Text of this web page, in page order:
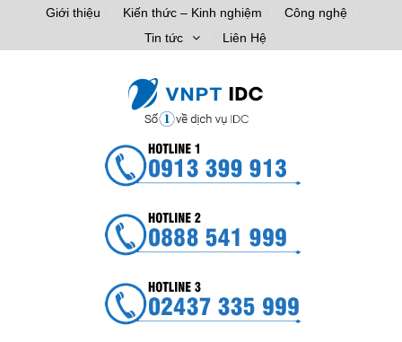
Giới thiệu Kiến thức – Kinh nghiệm
Công nghệ
Tin tức
Liên Hệ